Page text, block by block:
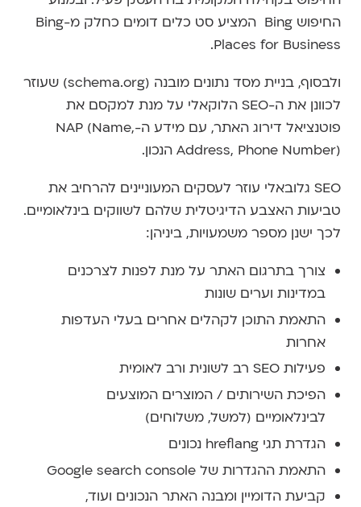
החיפוש Bing המציע סט כלים דומים כחלק מ-Bing
Places for Business.
ולבסוף, בניית מסד נתונים מובנה (schema.org) שעוזר
לכוונן את ה-SEO הלוקאלי על מנת למקסם את
פוטנציאל דירוג האתר, עם מידע ה-NAP (Name,
Address, Phone Number) הנכון.
SEO גלובאלי עוזר לעסקים המעוניינים להרחיב את
טביעות האצבע הדיגיטלית שלהם לשווקים בינלאומיים.
לכך ישנן מספר משמעויות, ביניהן:
צורך בתרגום האתר על מנת לפנות לצרכנים
במדינות וערים שונות
התאמת התוכן לקהלים אחרים בעלי העדפות
אחרות
פעילות SEO רב לשונית ורב לאומית
הפיכת השירותים / המוצרים המוצעים
לבינלאומיים (למשל, משלוחים)
הגדרת תגי hreflang נכונים
התאמת ההגדרות של Google search console
קביעת הדומיין ומבנה האתר הנכונים ועוד,